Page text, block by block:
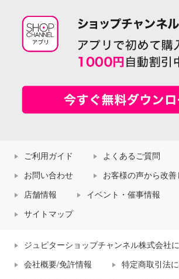
ご利用ガイド よくあるご質問
お問い合わせ お客様の声から改善
店舗情報 イベント・催事情報
サイトマップ
ジュピターショップチャンネル株式会社
会社概要/免許情報 特定商取引法